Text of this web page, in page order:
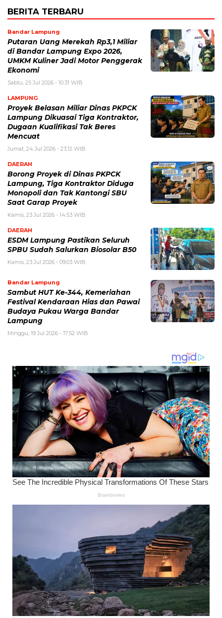
BERITA TERBARU
Bandar Lampung
Putaran Uang Merekah Rp3,1 Miliar
di Bandar Lampung Expo 2026,
UMKM Kuliner Jadi Motor Penggerak
Ekonomi
Sabtu, 25 Jul 2026 - 10:31 WIB
LAMPUNG
Proyek Belasan Miliar Dinas PKPCK
Lampung Dikuasai Tiga Kontraktor,
Dugaan Kualifikasi Tak Beres
Mencuat
Jumat, 24 Jul 2026 - 23:12 WIB
DAERAH
Borong Proyek di Dinas PKPCK
Lampung, Tiga Kontraktor Diduga
Monopoli dan Tak Kantongi SBU
Saat Garap Proyek
Kamis, 23 Jul 2026 - 14:53 WIB
DAERAH
ESDM Lampung Pastikan Seluruh
SPBU Sudah Salurkan Biosolar B50
Kamis, 23 Jul 2026 - 09:03 WIB
Bandar Lampung
Sambut HUT Ke-344, Kemeriahan
Festival Kendaraan Hias dan Pawai
Budaya Pukau Warga Bandar
Lampung
Minggu, 19 Jul 2026 - 17:52 WIB